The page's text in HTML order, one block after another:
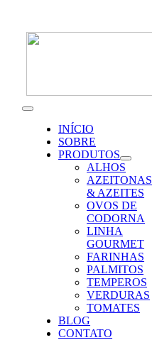
content
Toggle
NavigationINÍCIO
SOBRE
PRODUTOS
ALHOS
AZEITONAS
& AZEITES
OVOS DE
CODORNA
LINHA
GOURMET
FARINHAS
PALMITOS
TEMPEROS
VERDURAS
TOMATES
BLOG
CONTATO